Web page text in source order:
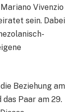
Vivenzio
sein. Dabei
Beziehung am
Paar am 29.